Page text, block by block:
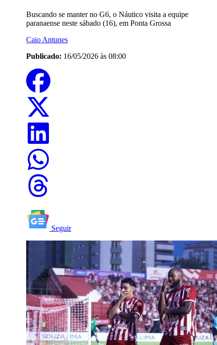
Buscando se manter no G6, o Náutico visita a equipe
paranaense neste sábado (16), em Ponta Grossa
Caio Antunes
Publicado: 16/05/2026 às 08:00
Seguir